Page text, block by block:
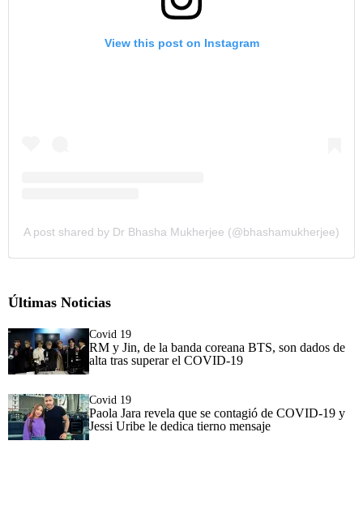
View this post on Instagram
A post shared by Dr Bhasha Mukherjee (@bhashamukherjee)
Últimas Noticias
Covid 19
RM y Jin, de la banda coreana BTS, son dados de
alta tras superar el COVID-19
Covid 19
Paola Jara revela que se contagió de COVID-19 y
Jessi Uribe le dedica tierno mensaje